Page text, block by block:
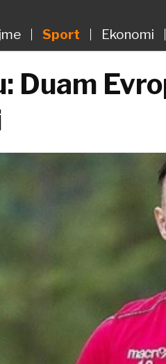
Sport Ekonomi
Duam